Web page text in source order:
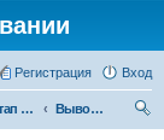
Вход
Регистрация
Этап третий. Графический конвейер и двухмерная графика
Вывод текста в direct3D. 24-ой выпуск рассылки.